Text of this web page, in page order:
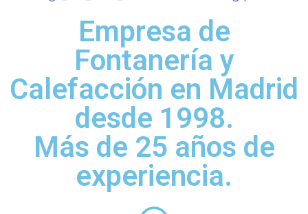
Empresa de
Fontanería y
Calefacción en Madrid
desde 1998.
Más de 25 años de
experiencia.